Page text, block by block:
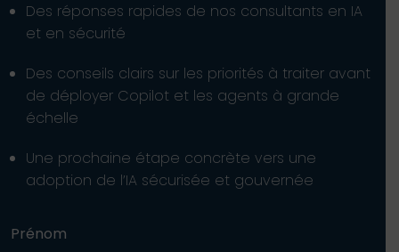
Des réponses rapides de nos consultants en IA
et en sécurité
Des conseils clairs sur les priorités à traiter avant
de déployer Copilot et les agents à grande
échelle
Une prochaine étape concrète vers une
adoption de l’IA sécurisée et gouvernée
Prénom